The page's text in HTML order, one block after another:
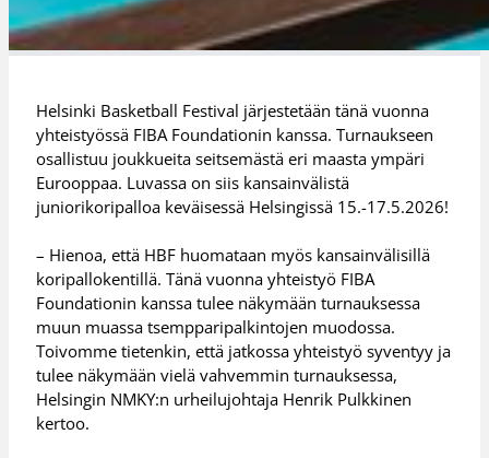
Helsinki Basketball Festival järjestetään tänä vuonna
yhteistyössä FIBA Foundationin kanssa. Turnaukseen
osallistuu joukkueita seitsemästä eri maasta ympäri
Eurooppaa. Luvassa on siis kansainvälistä
juniorikoripalloa keväisessä Helsingissä 15.-17.5.2026!
– Hienoa, että HBF huomataan myös kansainvälisillä
koripallokentillä. Tänä vuonna yhteistyö FIBA
Foundationin kanssa tulee näkymään turnauksessa
muun muassa tsempparipalkintojen muodossa.
Toivomme tietenkin, että jatkossa yhteistyö syventyy ja
tulee näkymään vielä vahvemmin turnauksessa,
Helsingin NMKY:n urheilujohtaja Henrik Pulkkinen
kertoo.